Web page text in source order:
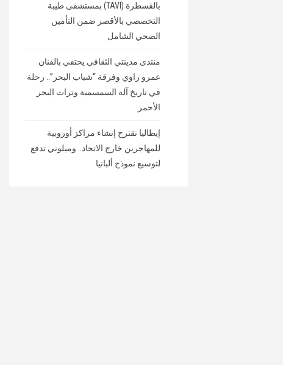
بالقسطرة (TAVI) بمستشفى طيبة
التخصصي بالأقصر ضمن التأمين
الصحي الشامل
منتدى مدينتي الثقافي يحتفي بالفنان
عمرو راوي وفرقة “شباب البحر”.. رحلة
في تاريخ آلة السمسمية وتراث البحر
الأحمر
إيطاليا تقترح إنشاء مراكز أوروبية
للمهاجرين خارج الاتحاد.. وميلوني تدفع
لتوسيع نموذج ألبانيا